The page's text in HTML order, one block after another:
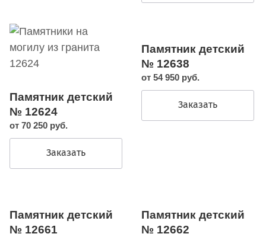
Памятник детский
№ 12624
от 70 250 руб.
Заказать
Памятник детский
№ 12638
от 54 950 руб.
Заказать
Памятник детский
№ 12661
Памятник детский
№ 12662